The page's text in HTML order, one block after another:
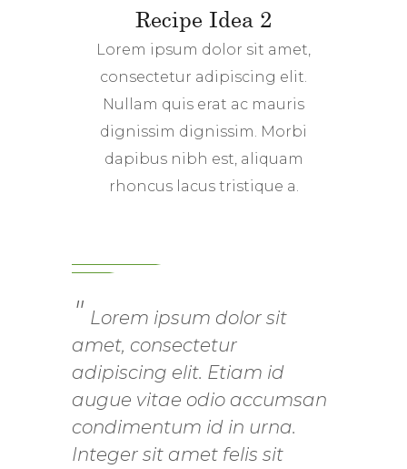
Recipe Idea 2
Lorem ipsum dolor sit amet,
consectetur adipiscing elit.
Nullam quis erat ac mauris
dignissim dignissim. Morbi
dapibus nibh est, aliquam
rhoncus lacus tristique a.
Lorem ipsum dolor sit
amet, consectetur
adipiscing elit. Etiam id
augue vitae odio accumsan
condimentum id in urna.
Integer sit amet felis sit